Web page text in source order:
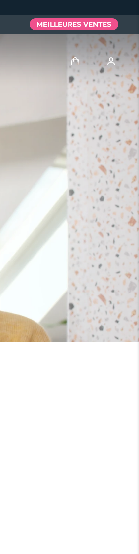
MEILLEURES VENTES
Se connecter
Profil de l'utilisateur
Mes appareils
Mes commandes
Mes adresses
Mes abonnements